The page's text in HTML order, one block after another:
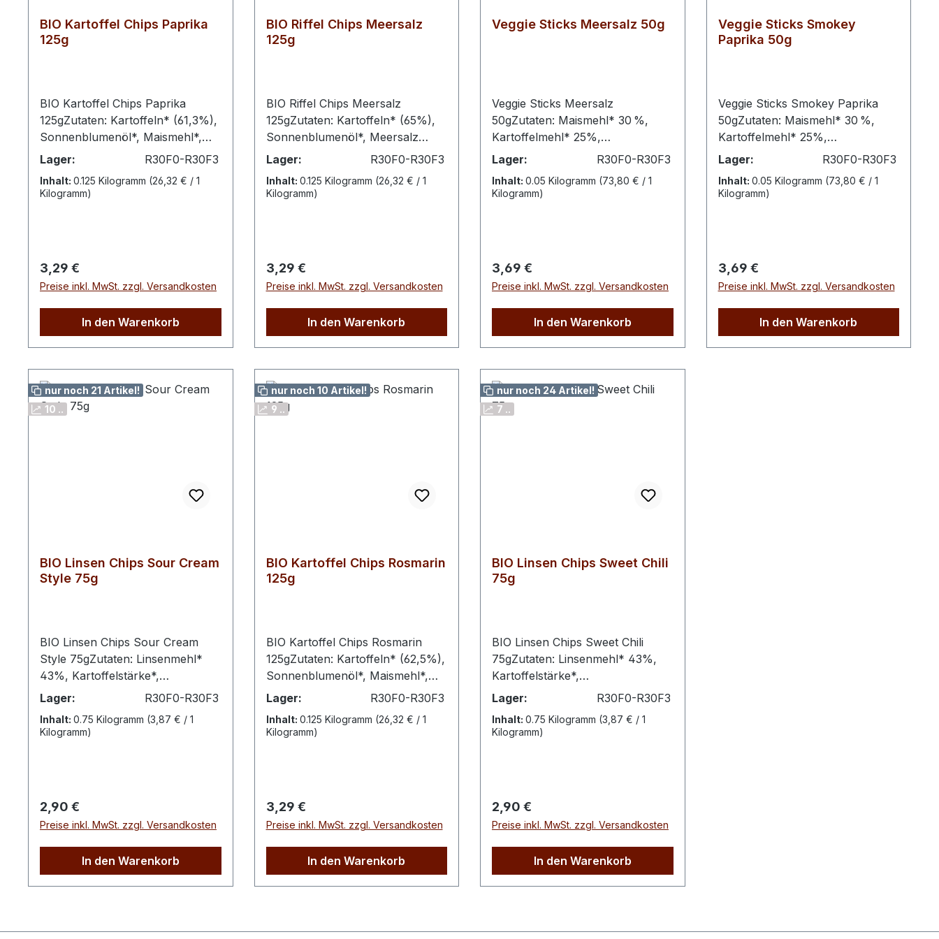
BIO Kartoffel Chips Paprika
125g
BIO Kartoffel Chips Paprika
125gZutaten: Kartoffeln* (61,3%),
Sonnenblumenöl*, Maismehl*,
Paprikapulver* (1,6%), Salz,
Knoblauchpulver*,
Liebstöckelwurzel*, weißer
Pfeffer* *aus biologischem
AnbauNährwerte pro
100gEnergie 2236 kJEnergie 537
kcalFett 34g davon gesättigte
49g davon Zucker
1,2gBallaststoffe 4,9gEiweiß
5,3gSalz 1,4g
Lager: R30F0-R30F3
Inhalt: 0.125 Kilogramm (26,32 € / 1
Kilogramm)
Regulärer Preis:
3,29 €
Preise inkl. MwSt. zzgl. Versandkosten
In den Warenkorb
BIO Riffel Chips Meersalz
125g
BIO Riffel Chips Meersalz
125gZutaten: Kartoffeln* (65%),
Sonnenblumenöl*, Meersalz
(1%)aus biologischen Anbau
kJ Energie 553 kcal Fett 37g
Lager: R30F0-R30F3
Inhalt: 0.125 Kilogramm (26,32 € / 1
Kilogramm)
Regulärer Preis:
3,29 €
Preise inkl. MwSt. zzgl. Versandkosten
In den Warenkorb
Veggie Sticks Meersalz 50g
Veggie Sticks Meersalz
50gZutaten: Maismehl* 30 %,
Kartoffelmehl* 25%,
Kartoffelstärke*, Maisstärke*,
Sonnenblumenöl*, Rohrzucker*,
pro 100g Energie 2162 kJEnergie
522 kcalFett 24g davon gesättigte
Fettsäuren 3,0gKohlenhydrate
60g davon Zucker
2,6gBallaststoffe 4,0gEiweiß
Lager: R30F0-R30F3
Inhalt: 0.05 Kilogramm (73,80 € / 1
Kilogramm)
Regulärer Preis:
3,69 €
Preise inkl. MwSt. zzgl. Versandkosten
In den Warenkorb
Veggie Sticks Smokey
Paprika 50g
Veggie Sticks Smokey Paprika
50gZutaten: Maismehl* 30 %,
Kartoffelmehl* 25%,
Kartoffelstärke*, Maisstärke*,
ungarische Art* 5 %
Paprikaextrakt* (0,5 %)),
Meersalz, Rohrzucker*,
Spinatpulver* 2 %,
Tomatenpulver* 2 %, Rote-Bete-
Pulver* 2 %, Kurkuma*,
Lager: R30F0-R30F3
Inhalt: 0.05 Kilogramm (73,80 € / 1
Kilogramm)
Regulärer Preis:
3,69 €
Preise inkl. MwSt. zzgl. Versandkosten
In den Warenkorb
nur noch 21 Artikel!
10 ..
BIO Linsen Chips Sour Cream
Style 75g
BIO Linsen Chips Sour Cream
Style 75gZutaten: Linsenmehl*
43%, Kartoffelstärke*,
Sonnenblumenöl*,
Gewürz 5% (Glukose*, Zwiebel*,
Sonnenblumenöl*,
Liebstöckelwurzel*), Meersalz,
Kurkuma*. * aus biologischem
AnbauNährwerte pro
100gEnergie 1940 kJEnergie 465
Lager: R30F0-R30F3
Inhalt: 0.75 Kilogramm (3,87 € / 1
Kilogramm)
Regulärer Preis:
2,90 €
Preise inkl. MwSt. zzgl. Versandkosten
In den Warenkorb
nur noch 10 Artikel!
9 ..
BIO Kartoffel Chips Rosmarin
125g
BIO Kartoffel Chips Rosmarin
125gZutaten: Kartoffeln* (62,5%),
Sonnenblumenöl*, Maismehl*,
Dextrose*, Salz, Zwiebelpulver*,
Knoblauchpulver*, Oregano*,
kcalFett 33g davon gesättigte
Fettsäuren 2,8gKohlenhydrate
46g davon Zucker
1,9gBallaststoffe 5,5gEiweiß
5,0gSalz 1,2g
Lager: R30F0-R30F3
Inhalt: 0.125 Kilogramm (26,32 € / 1
Kilogramm)
Regulärer Preis:
3,29 €
Preise inkl. MwSt. zzgl. Versandkosten
In den Warenkorb
nur noch 24 Artikel!
7 ..
BIO Linsen Chips Sweet Chili
75g
BIO Linsen Chips Sweet Chili
75gZutaten: Linsenmehl* 43%,
Kartoffelstärke*,
Sonnenblumenöl*,
Gewürz 5% (Tomate*, Maismehl*,
Sonnenblumenöl*,
Paprikaextrakt*,
Zitronenextrakt*), Meersalz,
Kurkuma*.* aus biologischem
AnbauNährwerte pro 100g
Lager: R30F0-R30F3
Inhalt: 0.75 Kilogramm (3,87 € / 1
Kilogramm)
Regulärer Preis:
2,90 €
Preise inkl. MwSt. zzgl. Versandkosten
In den Warenkorb